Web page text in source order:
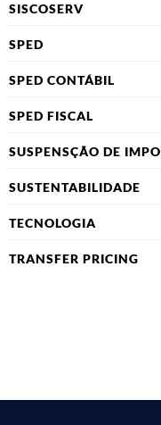
SISCOSERV
SPED
SPED CONTÁBIL
SPED FISCAL
SUSPENSÇÃO DE
SUSTENTABILIDADE
TECNOLOGIA
TRANSFER PRICING